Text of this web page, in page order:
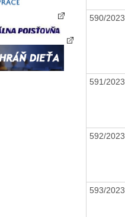
590/2023
591/2023
592/2023
593/2023